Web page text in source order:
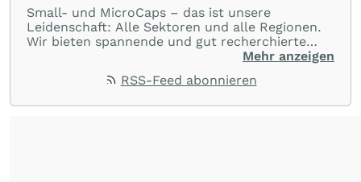
Small- und MicroCaps – das ist unsere
Leidenschaft: Alle Sektoren und alle Regionen.
Wir bieten spannende und gut recherchierte
Einblicke in branchen- und marktbezogene
umfangreiche Erfahrungen in der Branche und
Mehr anzeigen
RSS-Feed abonnieren